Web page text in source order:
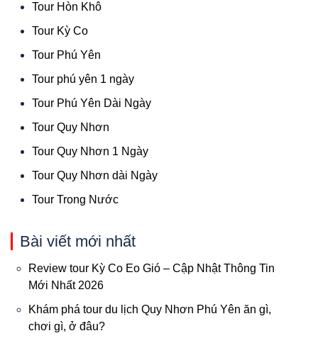
Tour Hòn Khô
Tour Kỳ Co
Tour Phú Yên
Tour phú yên 1 ngày
Tour Phú Yên Dài Ngày
Tour Quy Nhơn
Tour Quy Nhơn 1 Ngày
Tour Quy Nhơn dài Ngày
Tour Trong Nước
Bài viết mới nhất
Review tour Kỳ Co Eo Gió – Cập Nhật Thông Tin
Mới Nhất 2026
Khám phá tour du lịch Quy Nhơn Phú Yên ăn gì,
chơi gì, ở đâu?